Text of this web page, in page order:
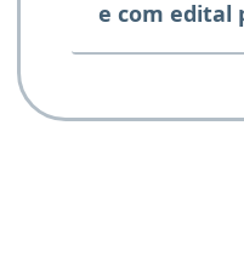
e com edital